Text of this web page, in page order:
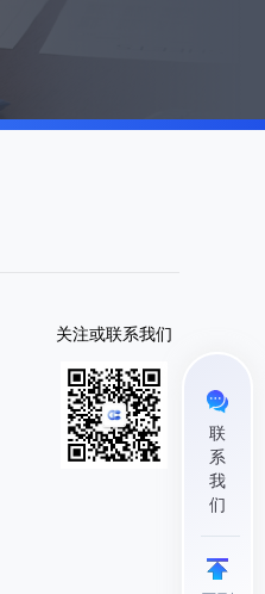
关注或联系我们
联
系
我
们